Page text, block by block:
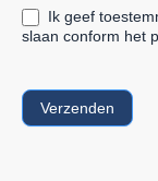
Ik geef
slaan conform het
Verzenden